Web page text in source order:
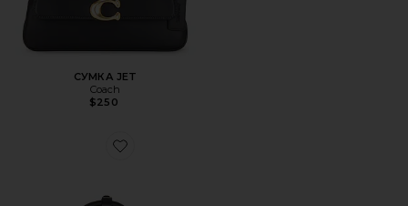
СУМКА JET
Coach
$250
Favorite СУМКА CAROLINE